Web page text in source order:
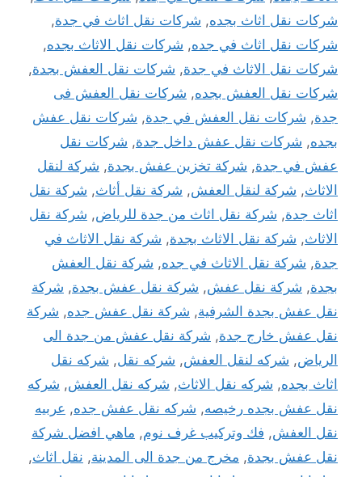
شركات نقل اثاث بجده, شركات نقل اثاث في جدة,
شركات نقل اثاث في جده, شركات نقل الاثاث بجده,
شركات نقل الاثاث في جدة, شركات نقل العفش بجدة,
شركات نقل العفش بجده, شركات نقل العفش فى
جدة, شركات نقل العفش في جدة, شركات نقل عفش
بجده, شركات نقل عفش داخل جدة, شركات نقل
عفش في جدة, شركة تخزين عفش بجدة, شركة لنقل
الاثاث, شركة لنقل العفش, شركة نقل أثاث, شركة نقل
اثاث جدة, شركة نقل اثاث من جدة للرياض, شركة نقل
الاثاث, شركة نقل الاثاث بجدة, شركة نقل الاثاث في
جدة, شركة نقل الاثاث في جده, شركة نقل العفش
بجدة, شركة نقل عفش, شركة نقل عفش بجدة, شركة
نقل عفش بجدة الشرفية, شركة نقل عفش جده, شركة
نقل عفش خارج جدة, شركة نقل عفش من جدة الى
الرياض, شركه لنقل العفش, شركه نقل, شركه نقل
اثاث بجده, شركه نقل الاثاث, شركه نقل العفش, شركه
نقل عفش بجده رخيصه, شركه نقل عفش جده, عربيه
نقل العفش, فك وتركيب غرف نوم, ماهي افضل شركة
نقل عفش بجدة, مخرج من جدة الى المدينة, نقل اثاث,